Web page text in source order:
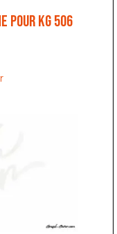
POUR KG 506